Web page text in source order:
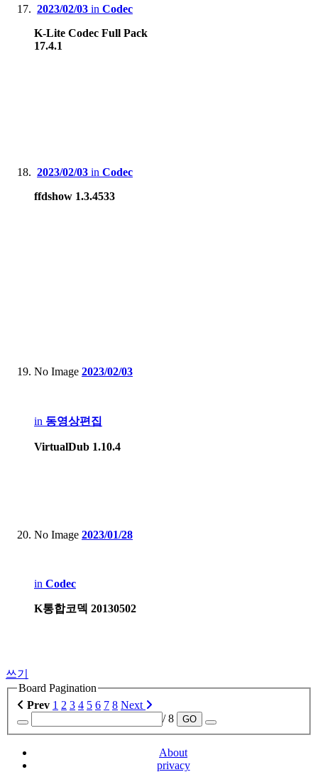
2023/02/03 in Codec
K-Lite Codec Full Pack
17.4.1
2023/02/03 in Codec
ffdshow 1.3.4533
No Image 2023/02/03
in 동영상편집
VirtualDub 1.10.4
No Image 2023/01/28
in Codec
K통합코덱 20130502
쓰기
Board Pagination
Prev 1 2 3 4 5 6 7 8 Next
/ 8
GO
About
privacy